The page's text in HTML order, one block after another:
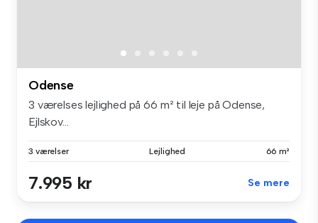
Odense
3 værelses lejlighed på 66 m² til leje på Odense,
Ejlskov...
3 værelser Lejlighed 66 m²
7.995 kr Se mere